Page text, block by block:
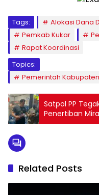
Tags: Alokasi Dana
Pemkab Kukar
Rapat Koordinasi
Topics:
Pemerintah
Satpol PP
Penertiban
Related Posts